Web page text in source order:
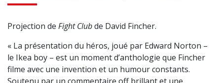
Projection de Fight Clubde David Fincher.
« La présentation du héros, joué par Edward Norton –
le Ikea boy – est un moment d’anthologie que Fincher
filme avec une invention et un humour constants.
Soutenu par un commentaire off brillant et une